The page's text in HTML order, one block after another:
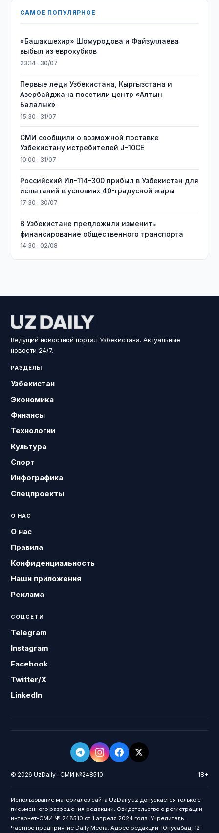
САМОЕ ПОПУЛЯРНОЕ
«Башакшехир» Шомуродова и Файзуллаева
выбыл из еврокубков
23:14 · 30/07
Первые леди Узбекистана, Кыргызстана и
Азербайджана посетили центр «Алтын
Балалык»
15:30 · 31/07
СМИ сообщили о возможной поставке
Узбекистану истребителей J-10CE
10:00 · 31/07
Российский Ил-114-300 прибыл в Узбекистан для
испытаний в условиях 40-градусной жары
17:30 · 30/07
В Узбекистане предложили изменить
финансирование общественного транспорта
14:30 · 02/08
Ведущий новостной портал Узбекистана. Актуальные
новости 24/7.
РАЗДЕЛЫ
Узбекистан
Экономика
Финансы
Технологии
Культура
Спорт
Инфографика
Спецпроекты
О НАС
О нас
Правила
Конфиденциальность
Наши приложения
Реклама
СОЦСЕТИ
Telegram
Instagram
Facebook
Twitter/X
LinkedIn
© 2026 UzDaily · СМИ №248510 18+
Использование материалов сайта UzDaily.uz допускается только с
письменного разрешения редакции. Свидетельство о регистрации
интернет-СМИ № 248510 от 1 апреля 2024 года. Учредитель:
Частное предприятие Daily Media. Адрес редакции: Юнусабад, 12-